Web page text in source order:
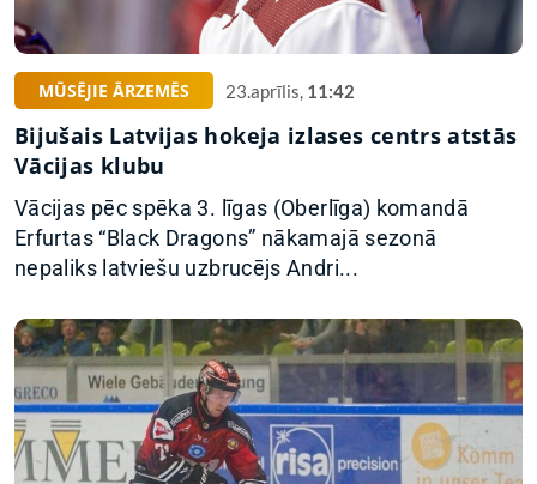
MŪSĒJIE ĀRZEMĒS 23.aprīlis, 11:42
Bijušais Latvijas hokeja izlases centrs atstās
Vācijas klubu
Vācijas pēc spēka 3. līgas (Oberlīga) komandā
Erfurtas “Black Dragons” nākamajā sezonā
nepaliks latviešu uzbrucējs Andri...